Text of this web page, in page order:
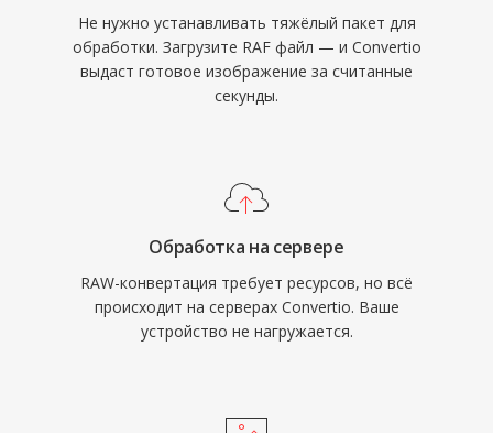
Не нужно устанавливать тяжёлый пакет для
обработки. Загрузите RAF файл — и Convertio
выдаст готовое изображение за считанные
секунды.
Обработка на сервере
RAW-конвертация требует ресурсов, но всё
происходит на серверах Convertio. Ваше
устройство не нагружается.